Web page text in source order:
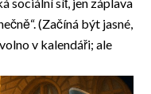
sociální síť, jen záplava
(Začíná být jasné,
v kalendáři; ale